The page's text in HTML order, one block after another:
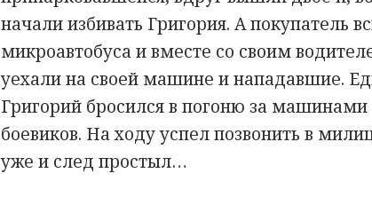
начали избивать Григория. А покупатель
микроавтобуса и вместе со своим
уехали на своей машине и нападавшие.
Григорий бросился в погоню за машинами
боевиков. На ходу успел позвонить в
уже и след простыл…